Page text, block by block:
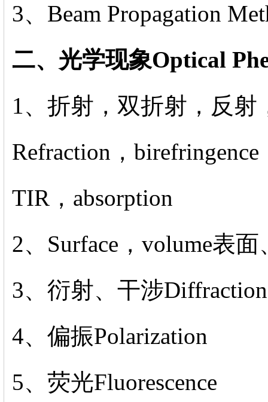
3、Beam Propagation
二、光学现象Optical
1、折射，双折射，反
Refraction，
TIR，absorption
2、Surface，volume表
3、衍射、干涉
4、偏振Polarization
5、荧光Fluorescence